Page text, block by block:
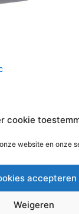
cookie
website en onze
accepteren
Weigeren